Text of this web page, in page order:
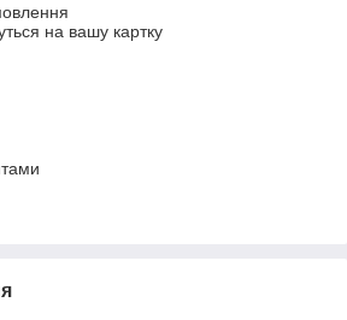
на вашу картку